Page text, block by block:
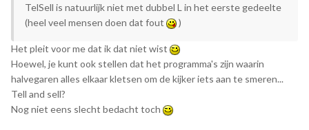
TelSell is natuurlijk niet met dubbel L in het eerste gedeelte
(heel veel mensen doen dat fout
)
Het pleit voor me dat ik dat niet wist
Hoewel, je kunt ook stellen dat het programma's zijn waarin
halvegaren alles elkaar kletsen om de kijker iets aan te smeren...
Tell and sell?
Nog niet eens slecht bedacht toch